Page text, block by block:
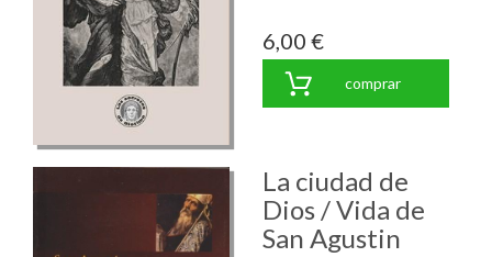
6,00 €
comprar
La ciudad de
Dios / Vida de
San Agustin